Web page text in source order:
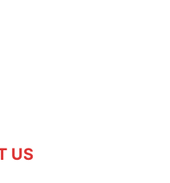
US